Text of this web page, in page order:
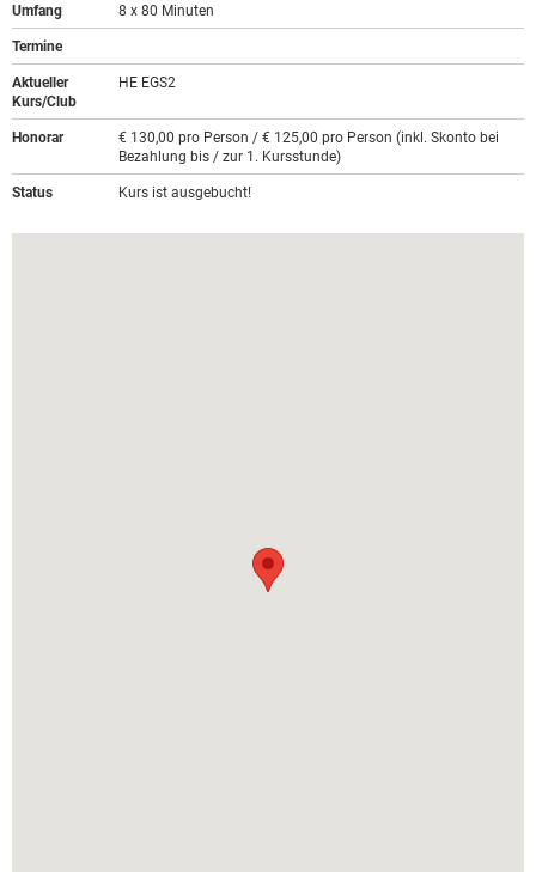
Umfang 8 x 80 Minuten
Termine
Aktueller
Kurs/Club
HE EGS2
Honorar
€ 130,00 pro Person / € 125,00 pro Person (inkl. Skonto bei
Bezahlung bis / zur 1. Kursstunde)
Status Kurs ist ausgebucht!